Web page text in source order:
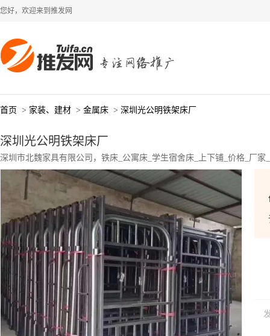
您好，欢迎来到推发网
首页 > 家装、建材 > 金属床 > 深圳光公明铁架床厂
深圳光公明铁架床厂
深圳市北魏家具有限公司，铁床_公寓床_学生宿舍床_上下铺_价格_厂家